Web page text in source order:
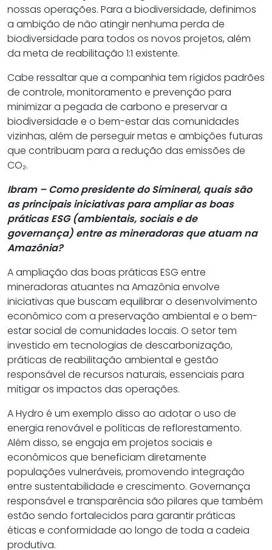
nossas operações. Para a biodiversidade, definimos
a ambição de não atingir nenhuma perda de
biodiversidade para todos os novos projetos, além
da meta de reabilitação 1:1 existente.
Cabe ressaltar que a companhia tem rígidos padrões
de controle, monitoramento e prevenção para
minimizar a pegada de carbono e preservar a
biodiversidade e o bem-estar das comunidades
vizinhas, além de perseguir metas e ambições futuras
que contribuam para a redução das emissões de
CO₂.
Ibram – Como presidente do Simineral, quais são
as principais iniciativas para ampliar as boas
práticas ESG (ambientais, sociais e de
governança) entre as mineradoras que atuam na
Amazônia?
A ampliação das boas práticas ESG entre
mineradoras atuantes na Amazônia envolve
iniciativas que buscam equilibrar o desenvolvimento
econômico com a preservação ambiental e o bem-
estar social de comunidades locais. O setor tem
investido em tecnologias de descarbonização,
práticas de reabilitação ambiental e gestão
responsável de recursos naturais, essenciais para
mitigar os impactos das operações.
A Hydro é um exemplo disso ao adotar o uso de
energia renovável e políticas de reflorestamento.
Além disso, se engaja em projetos sociais e
econômicos que beneficiam diretamente
populações vulneráveis, promovendo integração
entre sustentabilidade e crescimento. Governança
responsável e transparência são pilares que também
estão sendo fortalecidos para garantir práticas
éticas e conformidade ao longo de toda a cadeia
produtiva.